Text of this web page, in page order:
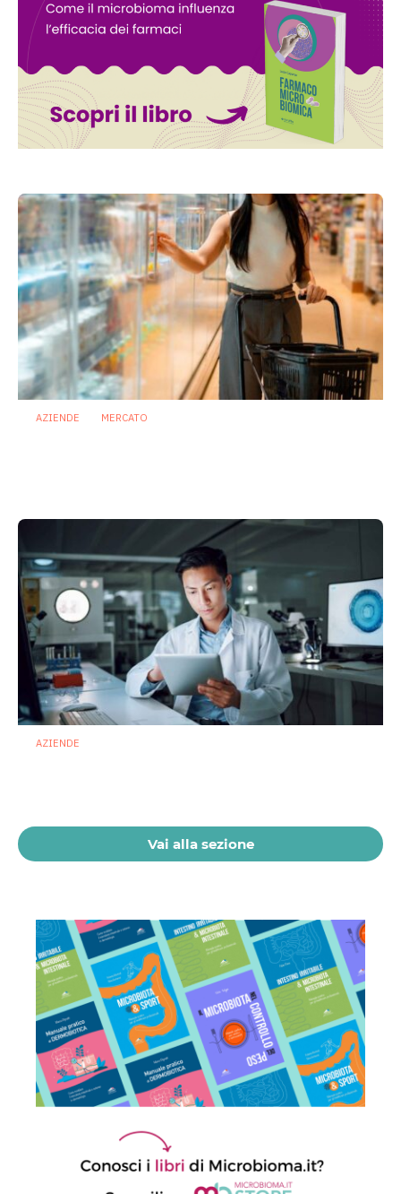
AZIENDE MERCATO
AZIENDE
Vai alla sezione